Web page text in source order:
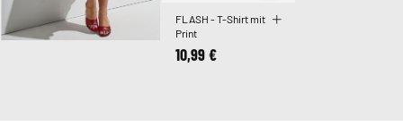
FLASH - T-Shirt mit
Print
10,99 €